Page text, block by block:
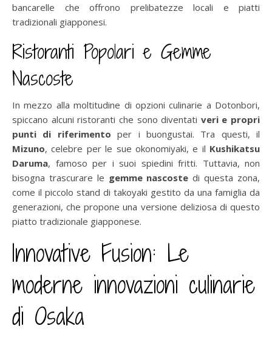
bancarelle che offrono prelibatezze locali e piatti
tradizionali giapponesi.
Ristoranti Popolari e Gemme
Nascoste
In mezzo alla moltitudine di opzioni culinarie a Dotonbori,
spiccano alcuni ristoranti che sono diventati veri e propri
punti di riferimento per i buongustai. Tra questi, il
Mizuno, celebre per le sue okonomiyaki, e il Kushikatsu
Daruma, famoso per i suoi spiedini fritti. Tuttavia, non
bisogna trascurare le gemme nascoste di questa zona,
come il piccolo stand di takoyaki gestito da una famiglia da
generazioni, che propone una versione deliziosa di questo
piatto tradizionale giapponese.
Innovative Fusion: Le
moderne innovazioni culinarie
di Osaka